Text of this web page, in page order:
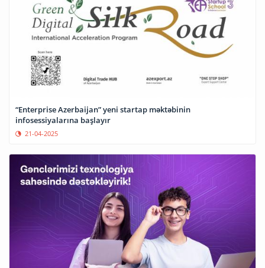
“Enterprise Azerbaijan” yeni startap məktəbinin
infosessiyalarına başlayır
21-04-2025